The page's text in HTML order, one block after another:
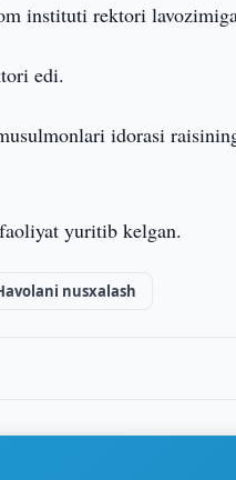
instituti rektori
edi.
idorasi
yuritib kelgan.
nusxalash